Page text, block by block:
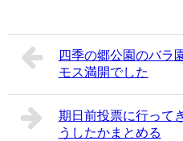
四季の郷公園のバラ
モス満開でした
期日前投票に行って
うしたかまとめる